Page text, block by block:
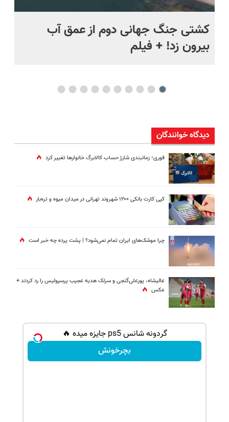
کشتی‌ جنگ جهانی دوم از عمق آب
بیرون زد! + فیلم
دیدگاه خوانندگان
فوری؛ زمانبندی‌ شارژ حساب کالابرگ خانوارها تغییر کرد
کپی کارت بانکی ۱۲۰۰ شهروند تهرانی در میدان میوه و تره‌بار
چرا موشک‌های ایران تمام نمی‌شود؟ | پشت پرده چه خبر است
عالیشاه، پورعلی‌گنجی و سرلک هدیه عجیب پرسپولیس را رد کردند +
عکس
گردونه شانس ps5 جایزه میده 🔥
بچرخونش